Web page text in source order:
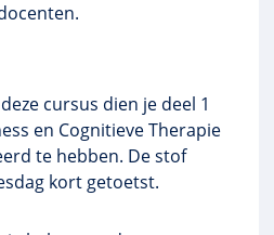
cursus dien je deel 1
en Cognitieve Therapie
te hebben. De stof
kort getoetst.